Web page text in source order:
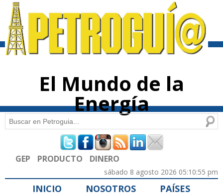
contenido
El Mundo de la
Energía
Formulario de búsqueda
Buscar
GEP PRODUCTO DINERO
sábado 8 agosto 2026 05:10:55 pm
INICIO NOSOTROS
PAÍSES